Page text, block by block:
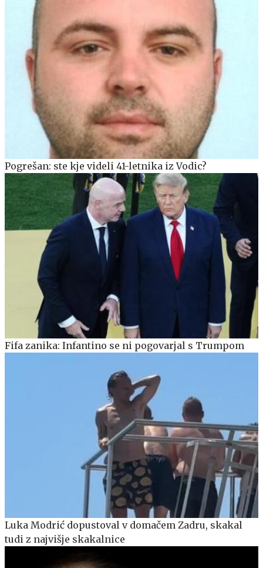
Pogrešan: ste kje videli 41-letnika iz Vodic?
Fifa zanika: Infantino se ni pogovarjal s Trumpom
Luka Modrić dopustoval v domačem Zadru, skakal
tudi z najvišje skakalnice